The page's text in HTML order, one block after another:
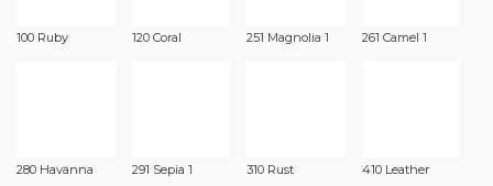
100 Ruby 120 Coral 251 Magnolia 1 261 Camel 1
280 Havanna 291 Sepia 1 310 Rust 410 Leather